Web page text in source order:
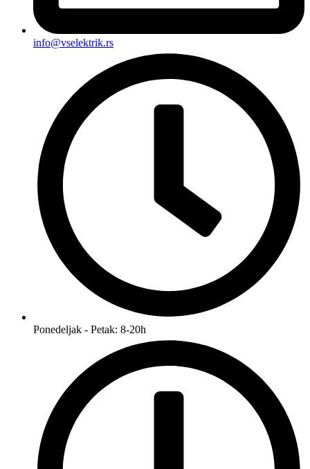
info@vselektrik.rs
Ponedeljak - Petak: 8-20h